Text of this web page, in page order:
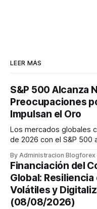
LEER MÁS
S&P 500 Alcanza
Preocupaciones
Impulsan el Oro
Los mercados globales
de 2026 con el S&P 500
renta fija vio una caída
EE. UU. tras un informe
mantuvo al ...
By Administracion Blogforex
Financiación del
Global:
Volátiles y
(08/08/2026)